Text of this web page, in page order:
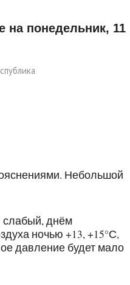
на понедельник, 11
Небольшой
слабый, днём
ночью +13, +15°С,
давление будет мало